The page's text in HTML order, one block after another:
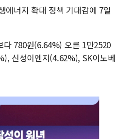
에너지 확대 정책 기대감에 7일
다 780원(6.64%) 오른 1만2520
신성이엔지(4.62%), SK이노베